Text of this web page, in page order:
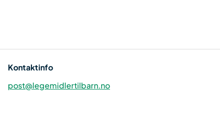
Kontaktinfo
post@legemidlertilbarn.no